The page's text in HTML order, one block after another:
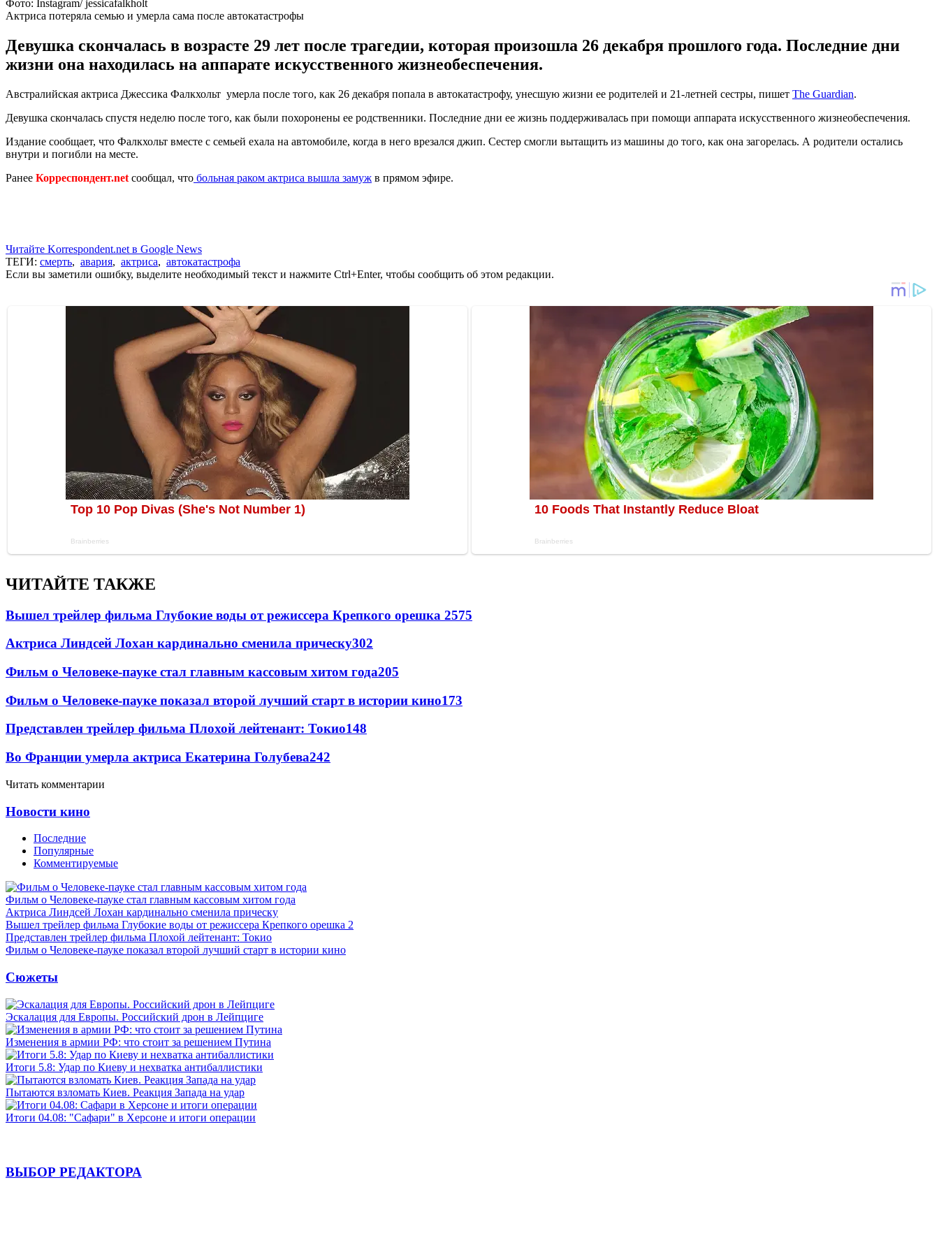
Фото: Instagram/ jessicafalkholt
Актриса потеряла семью и умерла сама после автокатастрофы
Девушка скончалась в возрасте 29 лет после трагедии, которая произошла 26 декабря прошлого года. Последние дни
жизни она находилась на аппарате искусственного жизнеобеспечения.
Австралийская актриса Джессика Фалкхольт умерла после того, как 26 декабря попала в автокатастрофу, унесшую жизни ее родителей и 21-летней сестры, пишет The Guardian.
Девушка скончалась спустя неделю после того, как были похоронены ее родственники. Последние дни ее жизнь поддерживалась при помощи аппарата искусственного жизнеобеспечения.
Издание сообщает, что Фалкхольт вместе с семьей ехала на автомобиле, когда в него врезался джип. Сестер смогли вытащить из машины до того, как она загорелась. А родители остались
внутри и погибли на месте.
Ранее Корреспондент.net сообщал, что больная раком актриса вышла замуж в прямом эфире.
Читайте Korrespondent.net в Google News
ТЕГИ: смерть, авария, актриса, автокатастрофа
Если вы заметили ошибку, выделите необходимый текст и нажмите Ctrl+Enter, чтобы сообщить об этом редакции.
ЧИТАЙТЕ ТАКЖЕ
Вышел трейлер фильма Глубокие воды от режиссера Крепкого орешка 2575
Актриса Линдсей Лохан кардинально сменила прическу302
Фильм о Человеке-пауке стал главным кассовым хитом года205
Фильм о Человеке-пауке показал второй лучший старт в истории кино173
Представлен трейлер фильма Плохой лейтенант: Токио148
Во Франции умерла актриса Екатерина Голубева242
Читать комментарии
Новости кино
Последние
Популярные
Комментируемые
Фильм о Человеке-пауке стал главным кассовым хитом года
Актриса Линдсей Лохан кардинально сменила прическу
Вышел трейлер фильма Глубокие воды от режиссера Крепкого орешка 2
Представлен трейлер фильма Плохой лейтенант: Токио
Фильм о Человеке-пауке показал второй лучший старт в истории кино
Сюжеты
Эскалация для Европы. Российский дрон в Лейпциге
Изменения в армии РФ: что стоит за решением Путина
Итоги 5.8: Удар по Киеву и нехватка антибаллистики
Пытаются взломать Киев. Реакция Запада на удар
Итоги 04.08: "Сафари" в Херсоне и итоги операции
ВЫБОР РЕДАКТОРА